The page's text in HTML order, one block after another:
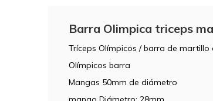
Barra Olimpica triceps
Tríceps Olímpicos / barra de martillo
Olímpicos barra
Mangas 50mm de diámetro